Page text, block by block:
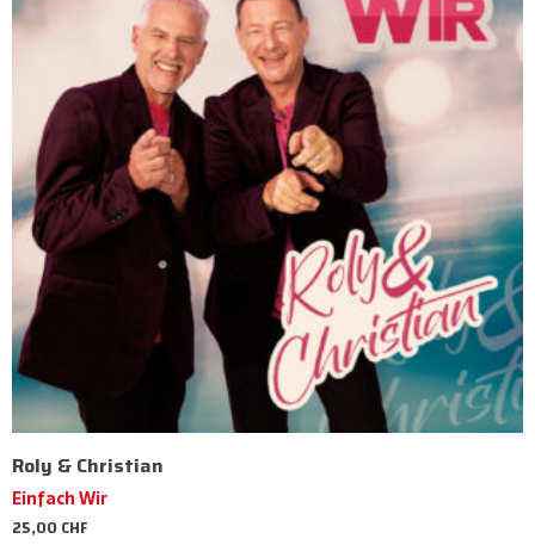
Roly & Christian
Einfach Wir
25,00CHF